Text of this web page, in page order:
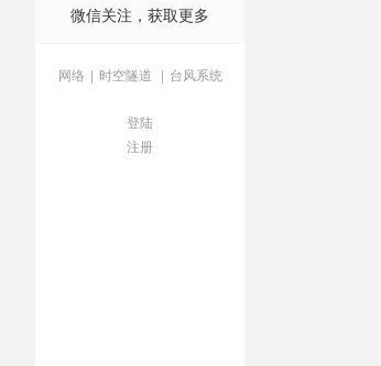
微信关注，获取更多
网络 | 时空隧道 | 台风系统
登陆
注册